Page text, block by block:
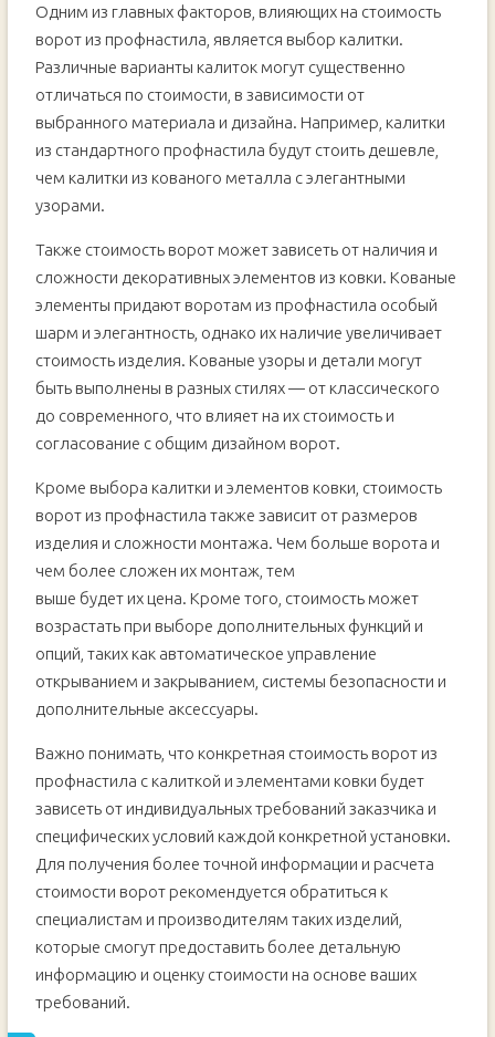
Одним из главных факторов, влияющих на стоимость
ворот из профнастила, является выбор калитки.
Различные варианты калиток могут существенно
отличаться по стоимости, в зависимости от
выбранного материала и дизайна. Например, калитки
из стандартного профнастила будут стоить дешевле,
чем калитки из кованого металла с элегантными
узорами.
Также стоимость ворот может зависеть от наличия и
сложности декоративных элементов из ковки. Кованые
элементы придают воротам из профнастила особый
шарм и элегантность, однако их наличие увеличивает
стоимость изделия. Кованые узоры и детали могут
быть выполнены в разных стилях — от классического
до современного, что влияет на их стоимость и
согласование с общим дизайном ворот.
Кроме выбора калитки и элементов ковки, стоимость
ворот из профнастила также зависит от размеров
изделия и сложности монтажа. Чем больше ворота и
чем более сложен их монтаж, тем
выше будет их цена. Кроме того, стоимость может
возрастать при выборе дополнительных функций и
опций, таких как автоматическое управление
открыванием и закрыванием, системы безопасности и
дополнительные аксессуары.
Важно понимать, что конкретная стоимость ворот из
профнастила с калиткой и элементами ковки будет
зависеть от индивидуальных требований заказчика и
специфических условий каждой конкретной установки.
Для получения более точной информации и расчета
стоимости ворот рекомендуется обратиться к
специалистам и производителям таких изделий,
которые смогут предоставить более детальную
информацию и оценку стоимости на основе ваших
требований.